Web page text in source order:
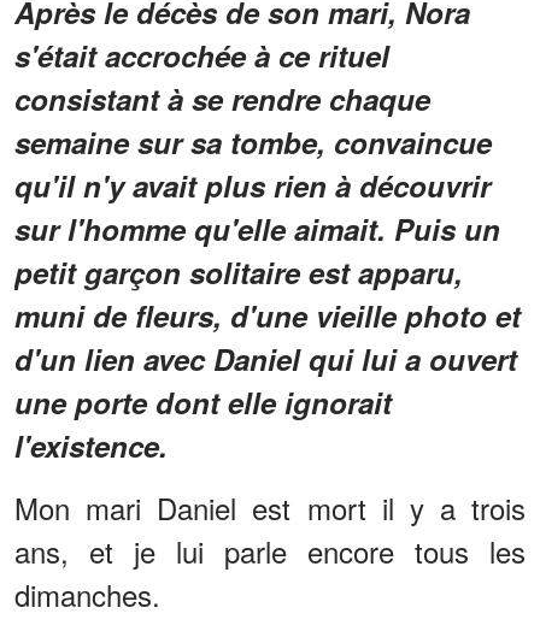
Après le décès de son mari, Nora
s'était accrochée à ce rituel
consistant à se rendre chaque
semaine sur sa tombe, convaincue
qu'il n'y avait plus rien à découvrir
sur l'homme qu'elle aimait. Puis un
petit garçon solitaire est apparu,
muni de fleurs, d'une vieille photo et
d'un lien avec Daniel qui lui a ouvert
une porte dont elle ignorait
l'existence.
Mon mari Daniel est mort il y a trois
ans, et je lui parle encore tous les
dimanches.